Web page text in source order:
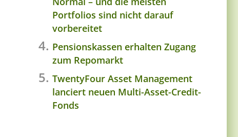
Portfolios sind nicht darauf
vorbereitet
Pensionskassen erhalten Zugang
zum Repomarkt
TwentyFour Asset Management
lanciert neuen Multi-Asset-Credit-
Fonds